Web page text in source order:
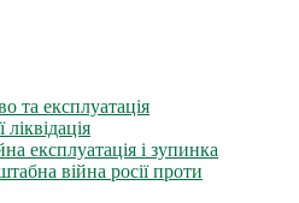
та експлуатація
ліквідація
експлуатація і зупинка
війна росії проти